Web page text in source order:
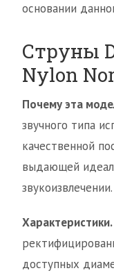
основании
Струны
Nylon
Почему эта
звучного типа
качественной
выдающей
звукоизвлечении.
Характеристики.
доступных